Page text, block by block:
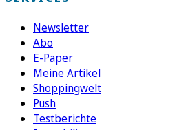
Newsletter
Abo
E-Paper
Meine Artikel
Shoppingwelt
Push
Testberichte